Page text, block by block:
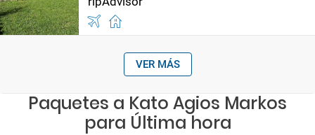
VER MÁS
Paquetes a Kato Agios Markos
para Última hora